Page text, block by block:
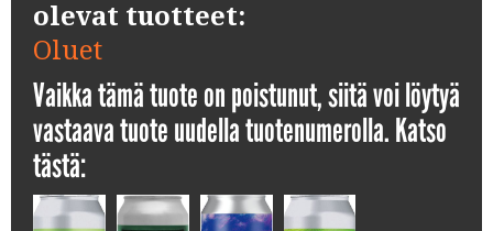
olevat tuotteet:
Oluet
Vaikka tämä tuote on poistunut, siitä voi löytyä
vastaava tuote uudella tuotenumerolla. Katso
tästä: